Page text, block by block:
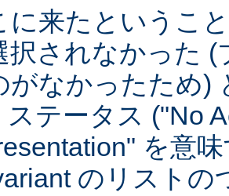
に来たというこ
択されなかった
がなかったため)
ステータス ("No
を意
のリストの